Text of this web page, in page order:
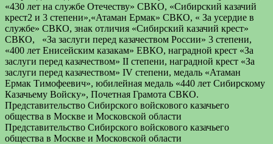
«430 лет на службе Отечеству» СВКО, «Сибирский казачий
крест2 и 3 степени»,«Атаман Ермак» СВКО, « За усердие в
службе» СВКО, знак отличия «Сибирский казачий крест»
СВКО, «За заслуги перед казачеством России» 3 степени,
«400 лет Енисейским казакам» ЕВКО, наградной крест «За
заслуги перед казачеством» II степени, наградной крест «За
заслуги перед казачеством» IV степени, медаль «Атаман
Ермак Тимофеевич», юбилейная медаль «440 лет Сибирскому
Казачьему Войску», Почетная Грамота СВКО.
Представительство Сибирского войскового казачьего
общества в Москве и Московской области
Представительство Сибирского войскового казачьего
общества в Москве и Московской области